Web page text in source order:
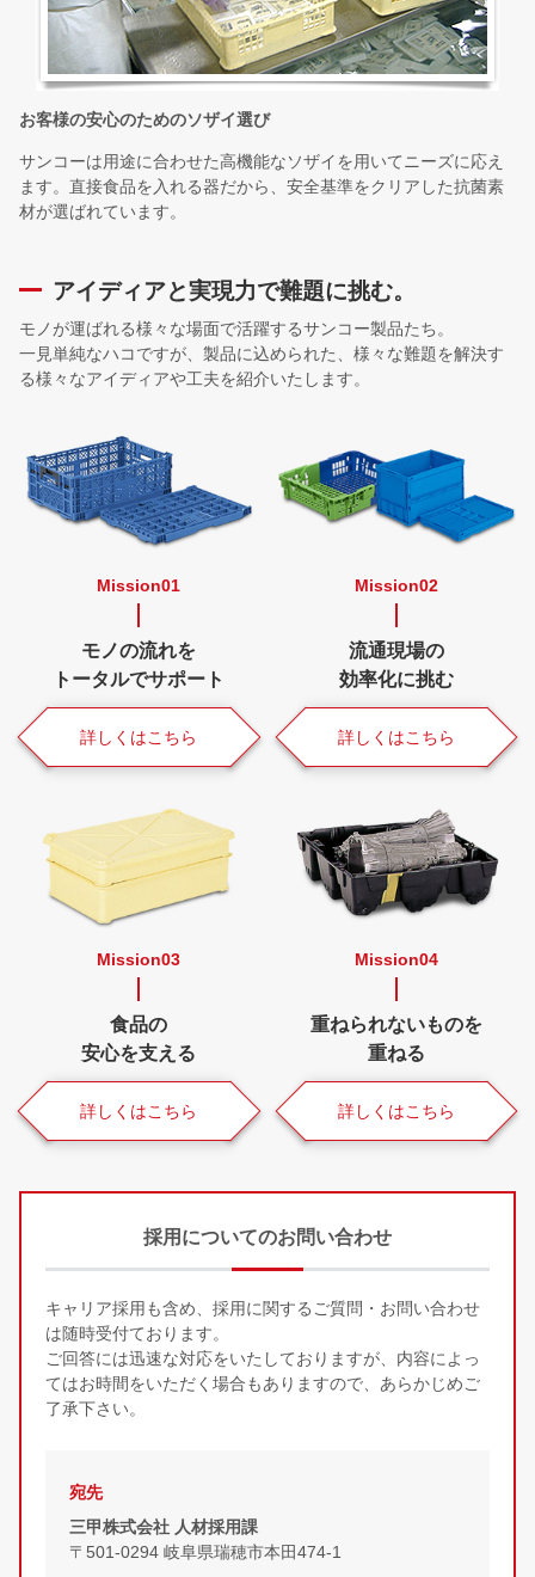
お客様の安心のためのソザイ選び
サンコーは用途に合わせた高機能なソザイを用いてニーズに応え
ます。直接食品を入れる器だから、安全基準をクリアした抗菌素
材が選ばれています。
アイディアと実現力で難題に挑む。
モノが運ばれる様々な場面で活躍するサンコー製品たち。
一見単純なハコですが、製品に込められた、様々な難題を解決す
る様々なアイディアや工夫を紹介いたします。
Mission01
モノの流れを
トータルでサポート
詳しくはこちら
Mission02
流通現場の
効率化に挑む
詳しくはこちら
Mission03
食品の
安心を支える
詳しくはこちら
Mission04
重ねられないものを
重ねる
詳しくはこちら
採用についてのお問い合わせ
キャリア採用も含め、採用に関するご質問・お問い合わせ
は随時受付ております。
ご回答には迅速な対応をいたしておりますが、内容によっ
てはお時間をいただく場合もありますので、あらかじめご
了承下さい。
宛先
三甲株式会社 人材採用課
〒501-0294 岐阜県瑞穂市本田474-1